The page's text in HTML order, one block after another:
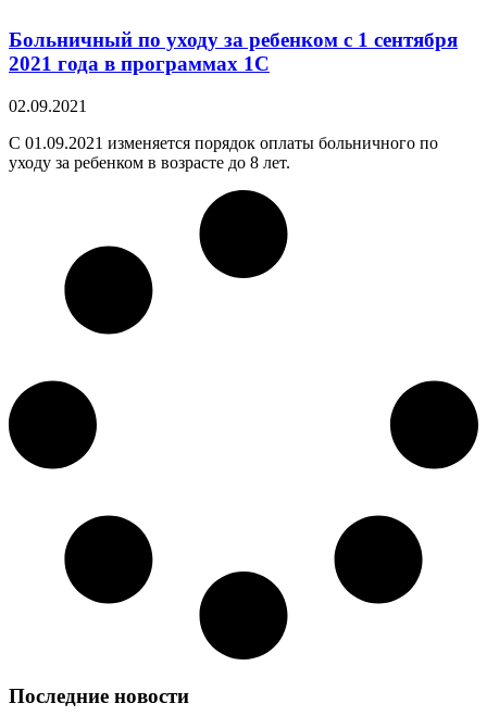
Больничный по уходу за ребенком с 1 сентября
2021 года в программах 1С
02.09.2021
С 01.09.2021 изменяется порядок оплаты больничного по
уходу за ребенком в возрасте до 8 лет.
Последние новости